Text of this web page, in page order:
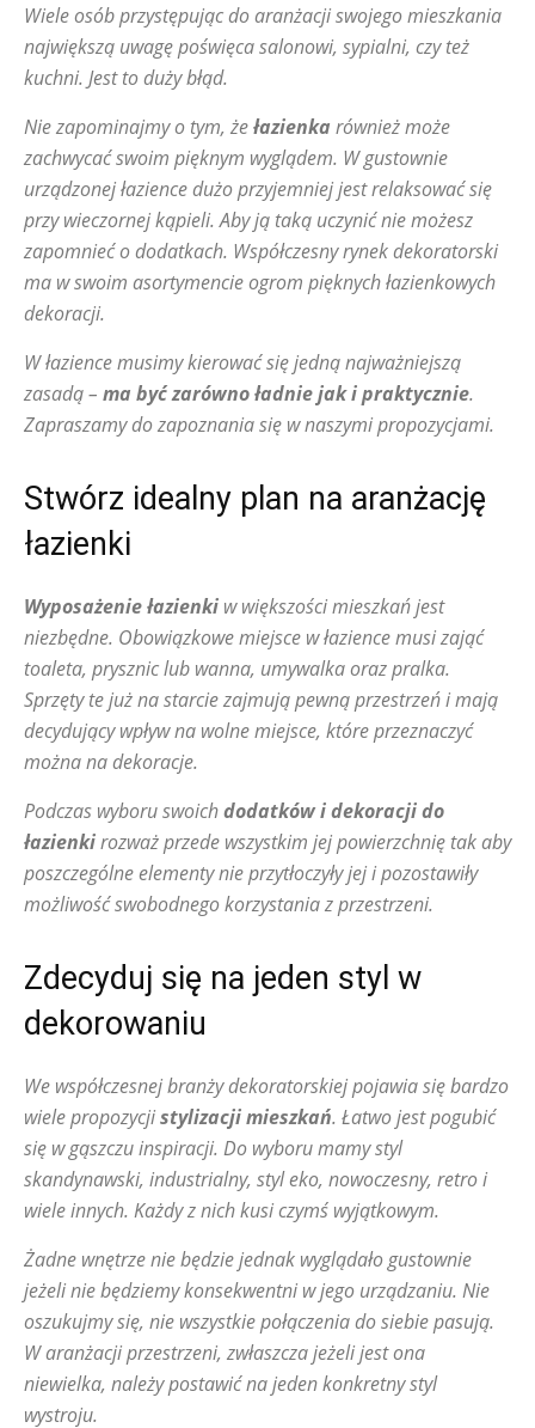
Wiele osób przystępując do aranżacji swojego mieszkania
największą uwagę poświęca salonowi, sypialni, czy też
kuchni. Jest to duży błąd.
Nie zapominajmy o tym, żełazienka również może
zachwycać swoim pięknym wyglądem. W gustownie
urządzonej łazience dużo przyjemniej jest relaksować się
przy wieczornej kąpieli. Aby ją taką uczynić nie możesz
zapomnieć o dodatkach. Współczesny rynek dekoratorski
ma w swoim asortymencie ogrom pięknych łazienkowych
dekoracji.
W łazience musimy kierować się jedną najważniejszą
zasadą – ma być zarówno ładnie jak i praktycznie.
Zapraszamy do zapoznania się w naszymi propozycjami.
Stwórz idealny plan na aranżację
łazienki
Wyposażenie łazienki w większości mieszkań jest
niezbędne. Obowiązkowe miejsce w łazience musi zająć
toaleta, prysznic lub wanna, umywalka oraz pralka.
Sprzęty te już na starcie zajmują pewną przestrzeń i mają
decydujący wpływ na wolne miejsce, które przeznaczyć
można na dekoracje.
Podczas wyboru swoichdodatków i dekoracji do
łazienkirozważ przede wszystkim jej powierzchnię tak aby
poszczególne elementy nie przytłoczyły jej i pozostawiły
możliwość swobodnego korzystania z przestrzeni.
Zdecyduj się na jeden styl w
dekorowaniu
We współczesnej branży dekoratorskiej pojawia się bardzo
wiele propozycjistylizacji mieszkań. Łatwo jest pogubić
się w gąszczu inspiracji. Do wyboru mamy styl
skandynawski, industrialny, styl eko, nowoczesny, retro i
wiele innych. Każdy z nich kusi czymś wyjątkowym.
Żadne wnętrze nie będzie jednak wyglądało gustownie
jeżeli nie będziemy konsekwentni w jego urządzaniu. Nie
oszukujmy się, nie wszystkie połączenia do siebie pasują.
W aranżacji przestrzeni, zwłaszcza jeżeli jest ona
niewielka, należy postawić na jeden konkretny styl
wystroju.